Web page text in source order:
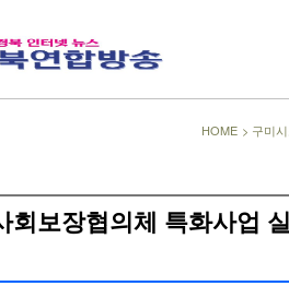
HOME > 구미
회보장협의체 특화사업